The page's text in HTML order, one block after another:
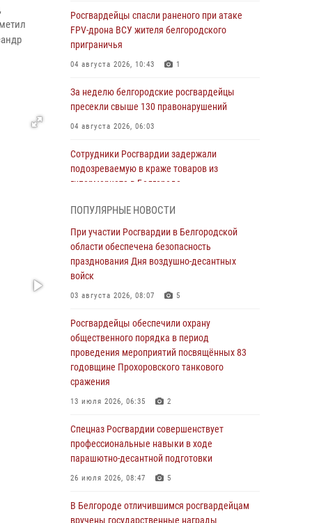
Росгвардейцы спасли раненого при атаке
FPV-дрона ВСУ жителя белгородского
приграничья
04 августа 2026, 10:43 1
За неделю белгородские росгвардейцы
пресекли свыше 130 правонарушений
04 августа 2026, 06:03
Сотрудники Росгвардии задержали
подозреваемую в краже товаров из
гипермаркета в Белгороде
«Я расскажу вам о Герое»: история
подполковника милиции в отставке Виктора
Хайрулика (видео)
03 августа 2026, 10:37
участницами военно-исторических сборов
«Армата» в Белгородской области
03 августа 2026, 10:12 1
При участии Росгвардии в Белгородской
области обеспечена безопасность
войск
03 августа 2026, 08:07 5
«Росгвардия. Вехи истории»: специальные
послевоенные десятилетия (видео)
ПОПУЛЯРНЫЕ НОВОСТИ
При участии Росгвардии в Белгородской
области обеспечена безопасность
празднования Дня воздушно-десантных
войск
03 августа 2026, 08:07 5
Росгвардейцы обеспечили охрану
общественного порядка в период
проведения мероприятий посвящённых 83
годовщине Прохоровского танкового
сражения
13 июля 2026, 06:35 2
Спецназ Росгвардии совершенствует
профессиональные навыки в ходе
парашютно-десантной подготовки
26 июля 2026, 08:47 5
В Белгороде отличившимся росгвардейцам
вручены государственные награды